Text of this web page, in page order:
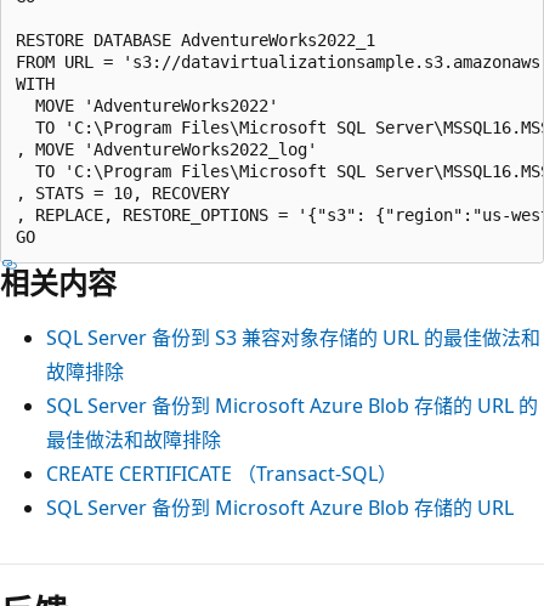
RESTORE DATABASE AdventureWorks2022_1
FROM URL = 's3://
WITH
  MOVE 'AdventureWorks2022'
TO 'C:\Program Files\Microsoft SQL
, MOVE 'AdventureWorks2022_log'
TO 'C:\Program Files\Microsoft SQL
, STATS = 10, RECOVERY
, REPLACE, RESTORE_OPTIONS = '{"s3": {"region":"us-
相关内容
SQL Server 备份到 S3 兼容对象存储的 URL 的最佳做法和
故障排除
SQL Server 备份到 Microsoft Azure Blob 存储的 URL 的
最佳做法和故障排除
CREATE CERTIFICATE （Transact-SQL）
SQL Server 备份到 Microsoft Azure Blob 存储的 URL